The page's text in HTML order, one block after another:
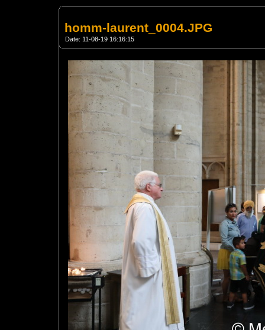
homm-laurent_0004.JPG
Date: 11-08-19 16:16:15